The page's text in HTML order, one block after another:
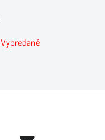
Vypredané